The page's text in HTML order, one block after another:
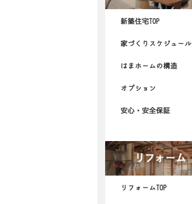
新築住宅TOP
家づくりスケジュール
はまホームの構造
オプション
安心・安全保証
リフォームTOP